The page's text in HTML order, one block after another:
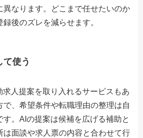
異なります。どこまで任せたいのか
後のズレを減らせます。
使う
求人提案を取り入れるサービスもあ
で、希望条件や転職理由の整理は自
す。AIの提案は候補を広げる補助と
は面談や求人票の内容と合わせて行